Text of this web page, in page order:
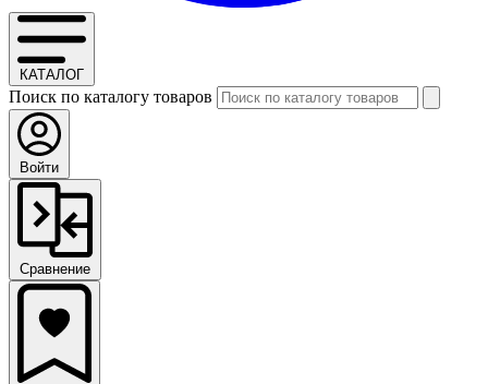
КАТАЛОГ
Поиск по каталогу товаров
Войти
Сравнение